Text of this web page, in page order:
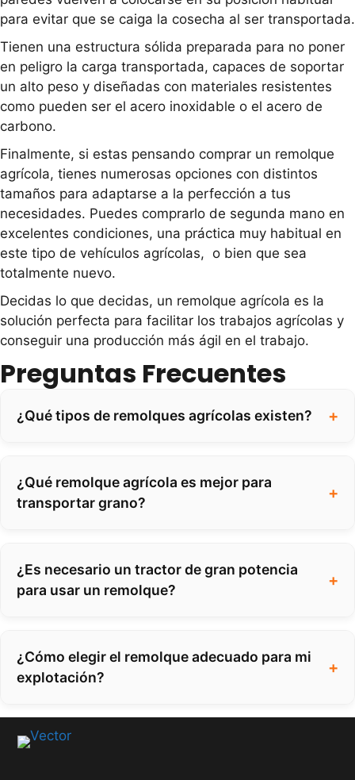
para evitar que se caiga la cosecha al ser transportada.
Tienen una estructura sólida preparada para no poner
en peligro la carga transportada, capaces de soportar
un alto peso y diseñadas con materiales resistentes
como pueden ser el acero inoxidable o el acero de
carbono.
Finalmente, si estas pensando comprar un remolque
agrícola, tienes numerosas opciones con distintos
tamaños para adaptarse a la perfección a tus
necesidades. Puedes comprarlo de segunda mano en
excelentes condiciones, una práctica muy habitual en
este tipo de vehículos agrícolas, o bien que sea
totalmente nuevo.
Decidas lo que decidas, un remolque agrícola es la
solución perfecta para facilitar los trabajos agrícolas y
conseguir una producción más ágil en el trabajo.
Preguntas Frecuentes
¿Qué tipos de remolques agrícolas existen?
¿Qué remolque agrícola es mejor para
transportar grano?
¿Es necesario un tractor de gran potencia
para usar un remolque?
¿Cómo elegir el remolque adecuado para mi
explotación?